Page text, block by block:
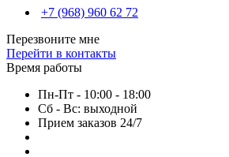
+7 (968) 960 62 72
Перезвоните мне
Перейти в контакты
Время работы
Пн-Пт - 10:00 - 18:00
Сб - Вс: выходной
Прием заказов 24/7